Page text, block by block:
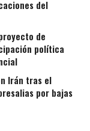
del
de
política
Irán tras el
por bajas